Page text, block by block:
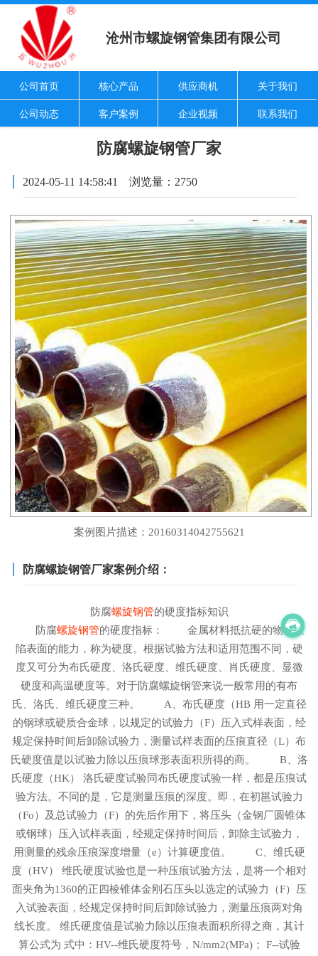
沧州市螺旋钢管集团有限公司
公司首页 核心产品 供应商机 关于我们
公司动态 客户案例 企业视频 联系我们
防腐螺旋钢管厂家
2024-05-11 14:58:41 浏览量：2750
案例图片描述：20160314042755621
防腐螺旋钢管厂家案例介绍：
防腐螺旋钢管的硬度指标知识
防腐螺旋钢管的硬度指标： 金属材料抵抗硬的物体压
陷表面的能力，称为硬度。根据试验方法和适用范围不同，硬
度又可分为布氏硬度、洛氏硬度、维氏硬度、肖氏硬度、显微
硬度和高温硬度等。对于防腐螺旋钢管来说一般常用的有布
氏、洛氏、维氏硬度三种。 A、布氏硬度（HB 用一定直径
的钢球或硬质合金球，以规定的试验力（F）压入式样表面，经
规定保持时间后卸除试验力，测量试样表面的压痕直径（L）布
氏硬度值是以试验力除以压痕球形表面积所得的商。 B、洛
氏硬度（HK） 洛氏硬度试验同布氏硬度试验一样，都是压痕试
验方法。不同的是，它是测量压痕的深度。即，在初邕试验力
（Fo）及总试验力（F）的先后作用下，将压头（金钢厂圆锥体
或钢球）压入试样表面，经规定保持时间后，卸除主试验力，
用测量的残余压痕深度增量（e）计算硬度值。 C、维氏硬
度（HV） 维氏硬度试验也是一种压痕试验方法，是将一个相对
面夹角为1360的正四棱锥体金刚石压头以选定的试验力（F）压
入试验表面，经规定保持时间后卸除试验力，测量压痕两对角
线长度。 维氏硬度值是试验力除以压痕表面积所得之商，其计
算公式为 式中：HV--维氏硬度符号，N/mm2(MPa)； F--试验